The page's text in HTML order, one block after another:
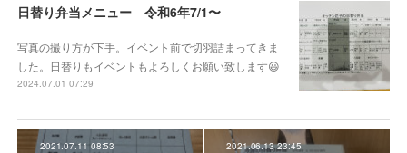
日替り弁当メニュー 令和6年7/1〜
写真の撮り方が下手。イベント前で切羽詰まってきま
した。日替りもイベントもよろしくお願い致します😃
2024.07.01 07:29
2021.07.11 08:53 2021.06.13 23:45